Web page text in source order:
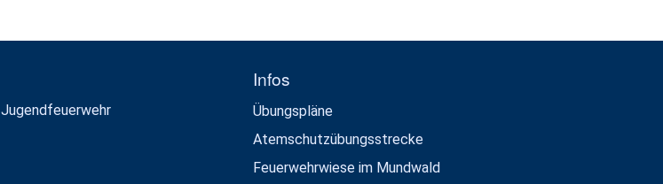
Jugendfeuerwehr
Infos
Übungspläne
Atemschutzübungsstrecke
Feuerwehrwiese im Mundwald